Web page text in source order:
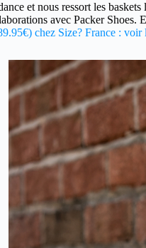
et nous ressort les
avec Packer
chez Size? France : voir